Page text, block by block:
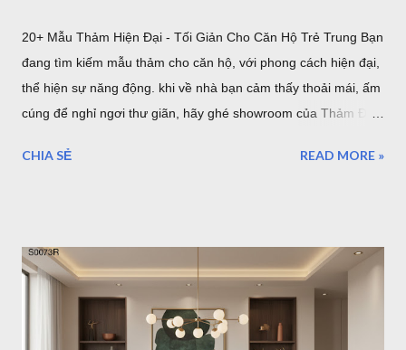
20+ Mẫu Thảm Hiện Đại - Tối Giản Cho Căn Hộ Trẻ Trung Bạn
đang tìm kiếm mẫu thảm cho căn hộ, với phong cách hiện đại,
thể hiện sự năng động. khi về nhà bạn cảm thấy thoải mái, ấm
cúng để nghỉ ngơi thư giãn, hãy ghé showroom của Thảm Đẹp
thảm hiện đại i0071 Trong xu hướng thiết kế nội thất hiện đại,
đồ đạc rườm rà, nhưng nhất định phải có những điểm nhấn
mang tính "gu". Và một tấm thảm hiện đại họa tiết hình học
chính là mảnh ghép hoàn hảo để khẳng định phong cách đó.
Hôm nay, Thảm Đẹp Sài Gòn sẽ giới thiệu đến bạn bộ sưu tập
CHIA SẺ READ MORE »